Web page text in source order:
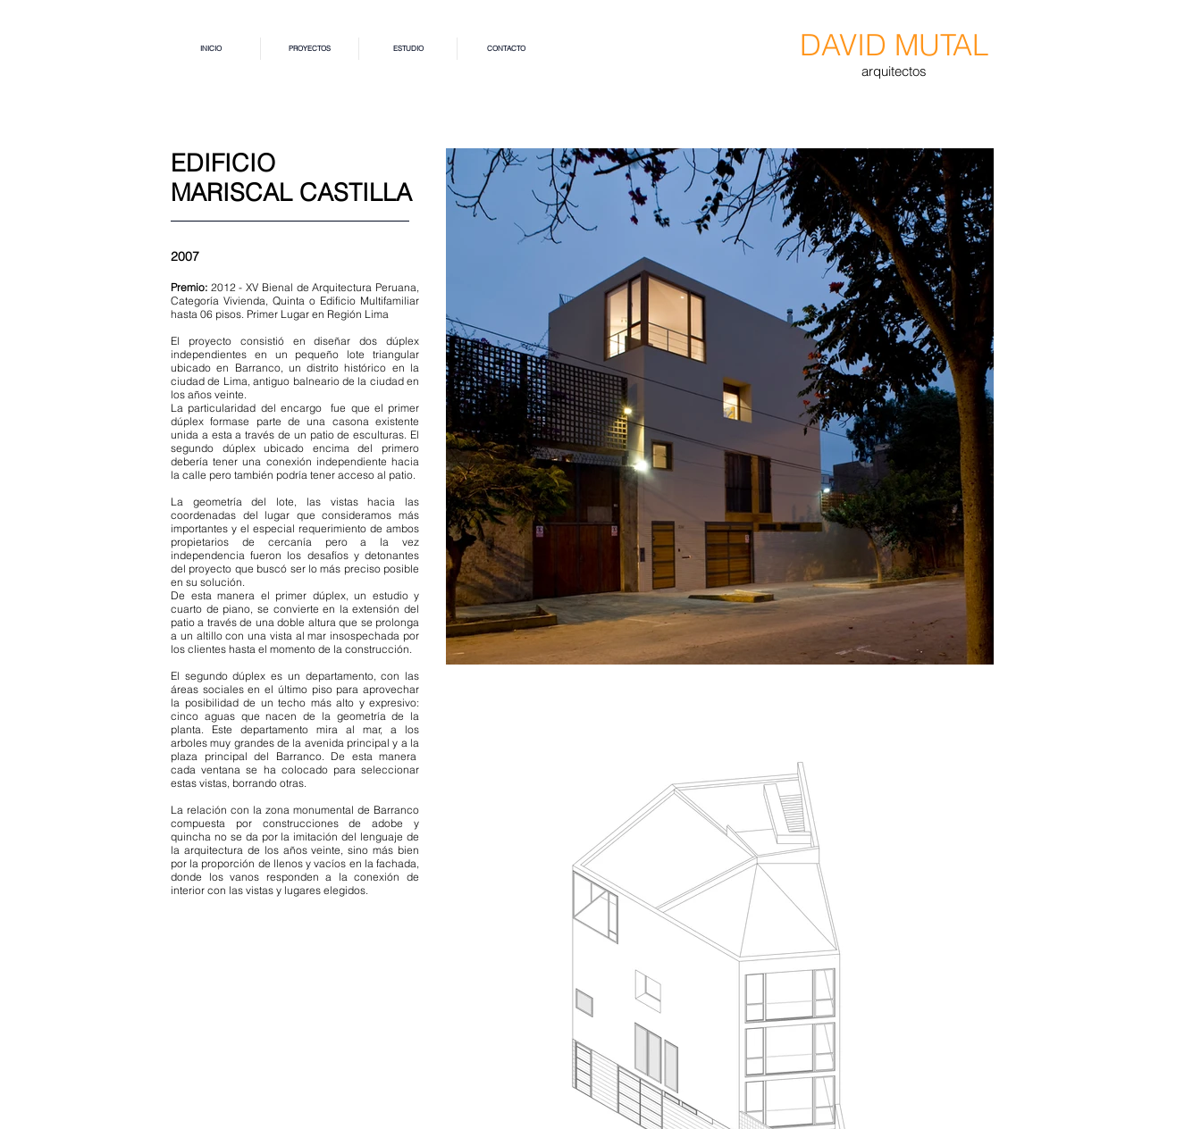
INICIO PROYECTOS ESTUDIO CONTACTO DAVID MUTAL
arquitectos
EDIFICIO
MARISCAL CASTILLA
2007
Premio: 2012 - XV Bienal de Arquitectura Peruana,
Categoría Vivienda, Quinta o Edificio Multifamiliar
hasta 06 pisos. Primer Lugar en Región Lima
El proyecto consistió en diseñar dos dúplex
independientes en un pequeño lote triangular
ubicado en Barranco, un distrito histórico en la
ciudad de Lima, antiguo balneario de la ciudad en
los años veinte.
La particularidad del encargo fue que el primer
dúplex formase parte de una casona existente
unida a esta a través de un patio de esculturas. El
segundo dúplex ubicado encima del primero
debería tener una conexión independiente hacia
la calle pero también podría tener acceso al patio.
La geometría del lote, las vistas hacia las
coordenadas del lugar que consideramos más
importantes y el especial requerimiento de ambos
propietarios de cercanía pero a la vez
independencia fueron los desafíos y detonantes
del proyecto que buscó ser lo más preciso posible
en su solución.
De esta manera el primer dúplex, un estudio y
cuarto de piano, se convierte en la extensión del
patio a través de una doble altura que se prolonga
a un altillo con una vista al mar insospechada por
los clientes hasta el momento de la construcción.
El segundo dúplex es un departamento, con las
áreas sociales en el último piso para aprovechar
la posibilidad de un techo más alto y expresivo:
cinco aguas que nacen de la geometría de la
planta. Este departamento mira al mar, a los
arboles muy grandes de la avenida principal y a la
plaza principal del Barranco. De esta manera
cada ventana se ha colocado para seleccionar
estas vistas, borrando otras.
La relación con la zona monumental de Barranco
compuesta por construcciones de adobe y
quincha no se da por la imitación del lenguaje de
la arquitectura de los años veinte, sino más bien
por la proporción de llenos y vacíos en la fachada,
donde los vanos responden a la conexión de
interior con las vistas y lugares elegidos.